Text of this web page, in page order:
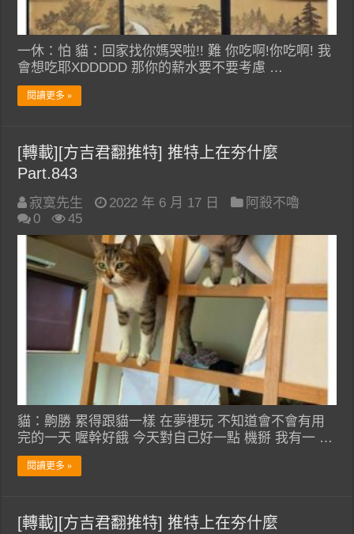
一休：怕 貓：回家找你媽哭啦!! 難 你吃啊!你吃啊! 我
會想吃耶XDDDDD 那你的薪水要不要考慮 …
閱讀更多 »
[轉載][方吉君翻推特] 推特上在夯什麼
Part.843
寂寞先生 2022 年 6 月 17 日
阿殺不嚕
0
45
貓：齁勝 累得跟貓一樣 在夢裡玩 不知道會不會有用
完的一天 喔幹好餓 今天對自己好一點 機掰 我有一 …
閱讀更多 »
[轉載][方吉君翻推特] 推特上在夯什麼